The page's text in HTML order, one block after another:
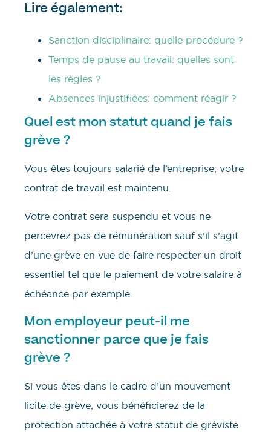
Lire également:
Sanction disciplinaire: quelle procédure ?
Temps de pause au travail: quelles sont
les règles ?
Absences injustifiées: comment réagir ?
Quel est mon statut quand je fais
grève ?
Vous êtes toujours salarié de l’entreprise, votre
contrat de travail est maintenu.
Votre contrat sera suspendu et vous ne
percevrez pas de rémunération sauf s’il s’agit
d’une grève en vue de faire respecter un droit
essentiel tel que le paiement de votre salaire à
échéance par exemple.
Mon employeur peut-il me
sanctionner parce que je fais
grève ?
Si vous êtes dans le cadre d’un mouvement
licite de grève, vous bénéficierez de la
protection attachée à votre statut de gréviste.